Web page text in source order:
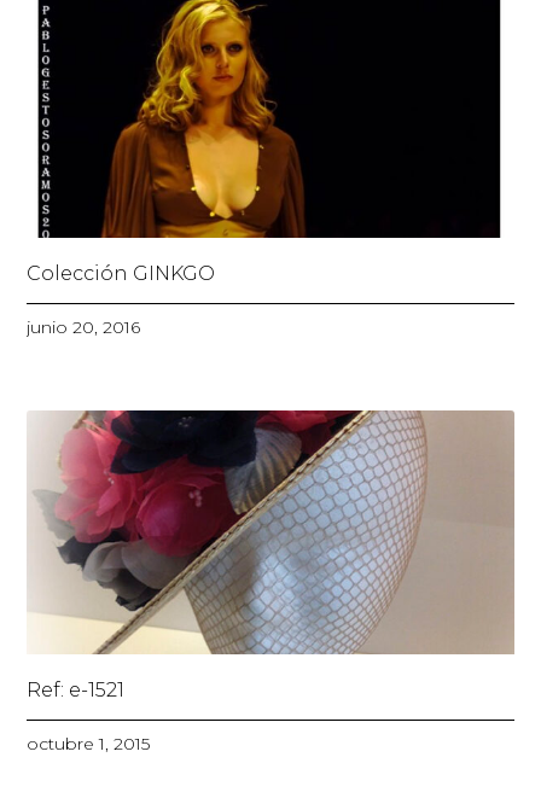
Colección GINKGO
junio 20, 2016
Ref: e-1521
octubre 1, 2015